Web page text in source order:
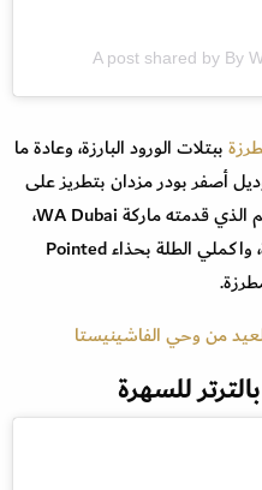
A post shared by By
ببتلات الورود البارزة، وعادة ما
أصفر بودر مزدان بتطريز على
الصدر وأطراف الأكمام، كما في التصميم الذي قدمته ماركة WA Dubai،
ونسقيه مع فستان أبيض طويل سادة، واكملي الطلة بحذاء Pointed
من وحي الفاشينيستا
للسهرة